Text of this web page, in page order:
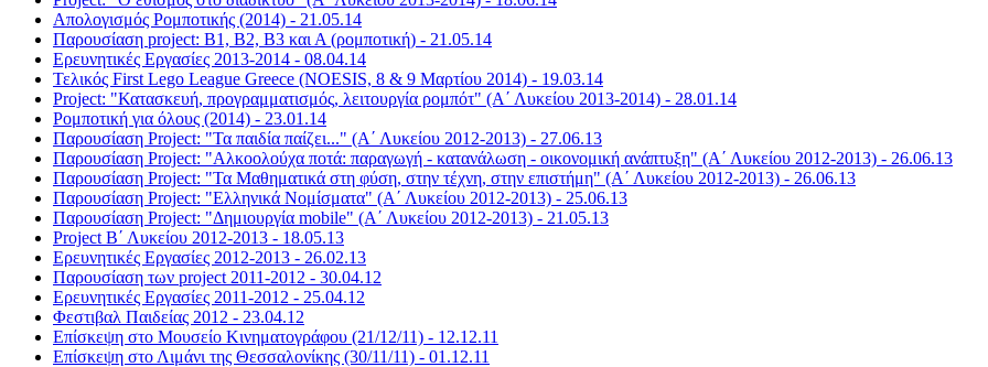
Απολογισμός Ρομποτικής (2014) - 21.05.14
Παρουσίαση project: Β1, Β2, Β3 και Α (ρομποτική) - 21.05.14
Ερευνητικές Εργασίες 2013-2014 - 08.04.14
Τελικός First Lego League Greece (NOESIS, 8 & 9 Μαρτίου 2014) - 19.03.14
Project: "Κατασκευή, προγραμματισμός, λειτουργία ρομπότ" (Α΄ Λυκείου 2013-2014) - 28.01.14
Ρομποτική για όλους (2014) - 23.01.14
Παρουσίαση Project: "Τα παιδία παίζει..." (Α΄ Λυκείου 2012-2013) - 27.06.13
Παρουσίαση Project: "Αλκοολούχα ποτά: παραγωγή - κατανάλωση - οικονομική ανάπτυξη" (Α΄ Λυκείου 2012-2013) - 26.06.13
Παρουσίαση Project: "Τα Μαθηματικά στη φύση, στην τέχνη, στην επιστήμη" (Α΄ Λυκείου 2012-2013) - 26.06.13
Παρουσίαση Project: "Ελληνικά Νομίσματα" (Α΄ Λυκείου 2012-2013) - 25.06.13
Παρουσίαση Project: "Δημιουργία mobile" (Α΄ Λυκείου 2012-2013) - 21.05.13
Project Β΄ Λυκείου 2012-2013 - 18.05.13
Ερευνητικές Εργασίες 2012-2013 - 26.02.13
Παρουσίαση των project 2011-2012 - 30.04.12
Ερευνητικές Εργασίες 2011-2012 - 25.04.12
Φεστιβαλ Παιδείας 2012 - 23.04.12
Επίσκεψη στο Μουσείο Κινηματογράφου (21/12/11) - 12.12.11
Επίσκεψη στο Λιμάνι της Θεσσαλονίκης (30/11/11) - 01.12.11